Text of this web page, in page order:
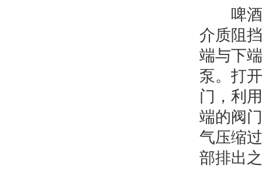
啤酒
介质阻
端与下
泵。打
门，利
端的阀
气压缩
部排出